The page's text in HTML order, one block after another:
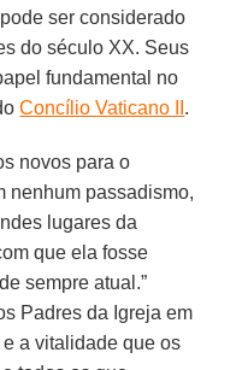
ser considerado
do século XX. Seus
fundamental no
Concílio Vaticano II .
novos para o
nenhum passadismo,
lugares da
que ela fosse
sempre atual.”
Padres da Igreja em
a vitalidade que os